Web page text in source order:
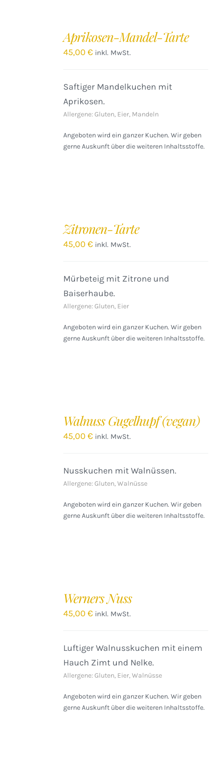
Aprikosen-Mandel-Tarte
45,00€ inkl. MwSt.
Saftiger Mandelkuchen mit
Aprikosen.
Allergene: Gluten, Eier, Mandeln
Angeboten wird ein ganzer Kuchen. Wir geben
gerne Auskunft über die weiteren Inhaltsstoffe.
Zitronen-Tarte
45,00€ inkl. MwSt.
Mürbeteig mit Zitrone und
Baiserhaube.
Allergene: Gluten, Eier
Angeboten wird ein ganzer Kuchen. Wir geben
gerne Auskunft über die weiteren Inhaltsstoffe.
Walnuss Gugelhupf (vegan)
45,00€ inkl. MwSt.
Nusskuchen mit Walnüssen.
Allergene: Gluten, Walnüsse
Angeboten wird ein ganzer Kuchen. Wir geben
gerne Auskunft über die weiteren Inhaltsstoffe.
Werners Nuss
45,00€ inkl. MwSt.
Luftiger Walnusskuchen mit einem
Hauch Zimt und Nelke.
Allergene: Gluten, Eier, Walnüsse
Angeboten wird ein ganzer Kuchen. Wir geben
gerne Auskunft über die weiteren Inhaltsstoffe.